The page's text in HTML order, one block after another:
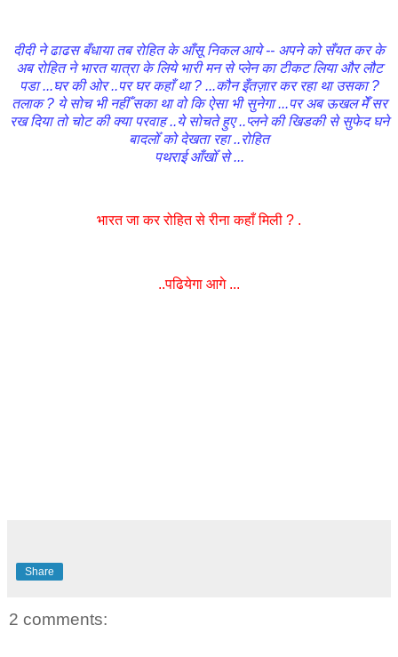
दीदी ने ढाढस बँधाया तब रोहित के आँसू निकल आये -- अपने को सँयत कर के
अब रोहित ने भारत यात्रा के लिये भारी मन से प्लेन का टीकट लिया और लौट
पडा ...घर की ओर ..पर घर कहाँ था ? ...कौन इँतज़ार कर रहा था उसका ?
तलाक ? ये सोच भी नहीँ सका था वो कि ऐसा भी सुनेगा ...पर अब ऊखल मेँ सर
रख दिया तो चोट की क्या परवाह ..ये सोचते हुए ..प्लने की खिडकी से सुफेद घने
बादलोँ को देखता रहा ..रोहित
पथराई आँखोँ से ...
भारत जा कर रोहित से रीना कहाँ मिली ? .
..पढियेगा आगे ...
Share
2 comments: